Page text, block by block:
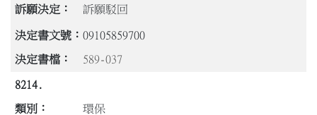
訴願駁回
09105859700
589-037
8214.
環保